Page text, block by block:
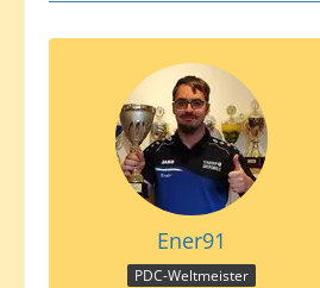
Ener91
PDC-Weltmeister